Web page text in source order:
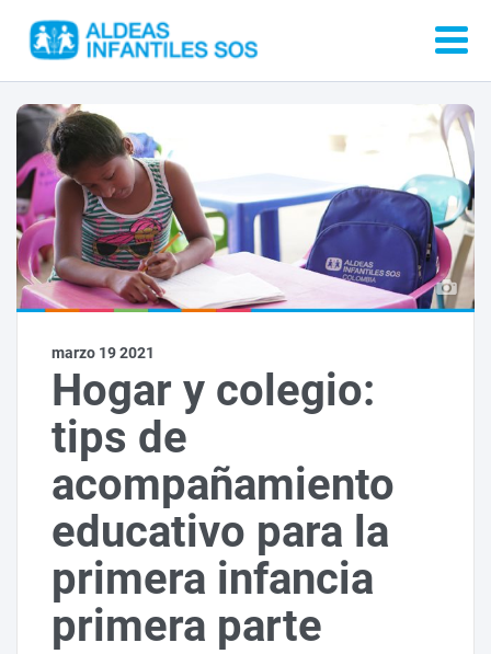
marzo 19 2021
Hogar y colegio:
tips de
acompañamiento
educativo para la
primera infancia
primera parte